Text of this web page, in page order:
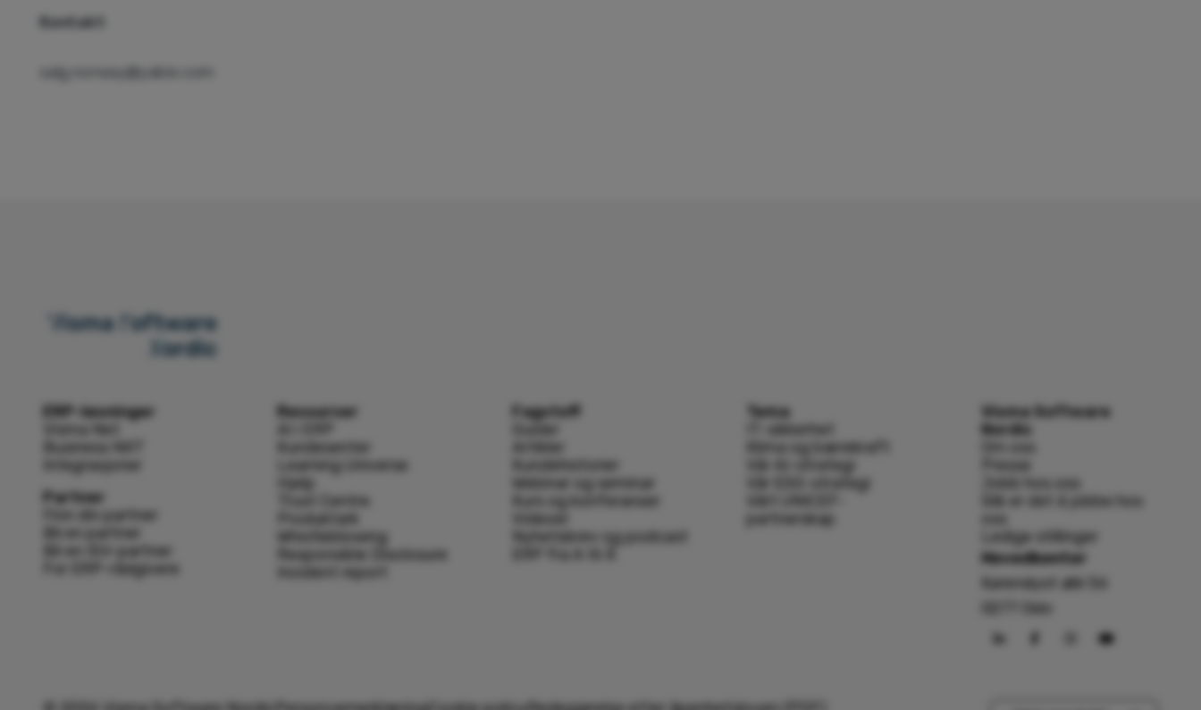
Kontakt
ERP-løsninger
Integrasjoner
Partner
Finn din partner
Bli en ISV-partner
For ERP-rådgivere
Ressurser
Kundesenter
Learning Universe
Trust Centre
Whistleblowing
Responsible Disclosure
Fagstoff
Kundehistorier
Webinar og seminar
Nyhetsbrev og podcast
Tema
IT-sikkerhet
Klima og bærekraft
Vår AI-strategi
Vår ESG-strategi
partnerskap
Visma Software
Nordic
Jobb hos oss
Slik er det å jobbe hos
Ledige stillinger
Hovedkontor
Karenslyst allé 56